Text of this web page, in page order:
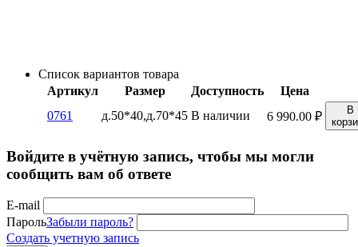
Список вариантов товара
Артикул
Размер Доступность
Цена
0761
д.50*40,д.70*45 В наличии 6 990.00 ₽
В
Войдите в учётную запись, чтобы мы могли
сообщить вам об ответе
E-mail
ПарольЗабыли пароль?
Создать учетную запись